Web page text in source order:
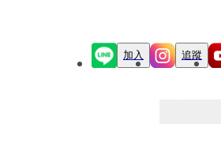
加入 追蹤